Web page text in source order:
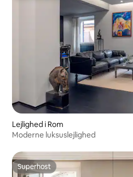
Lejlighed i Rom
Moderne luksuslejlighed
Superhost
Superhost